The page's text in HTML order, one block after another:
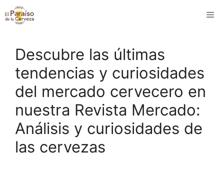
Saltar
al
Descubre las últimas
tendencias y curiosidades
del mercado cervecero en
nuestra Revista Mercado:
Análisis y curiosidades de
las cervezas